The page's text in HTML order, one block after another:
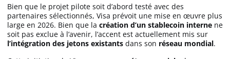
Bien que le projet pilote soit d’abord testé avec des
partenaires sélectionnés, Visa prévoit une mise en œuvre plus
large en 2026. Bien que la création d’un stablecoin interne ne
soit pas exclue à l’avenir, l’accent est actuellement mis sur
l’intégration des jetons existants dans son réseau mondial.